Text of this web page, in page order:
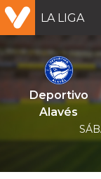
LA LIGA
Deportivo
Alavés